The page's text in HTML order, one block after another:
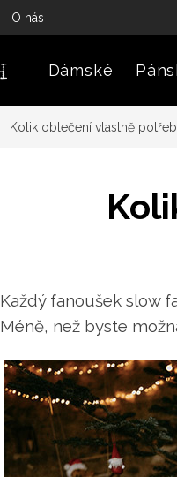
O nás
Dámské
Kolik oblečení vlastně
Každý fanoušek slow
Méně, než byste